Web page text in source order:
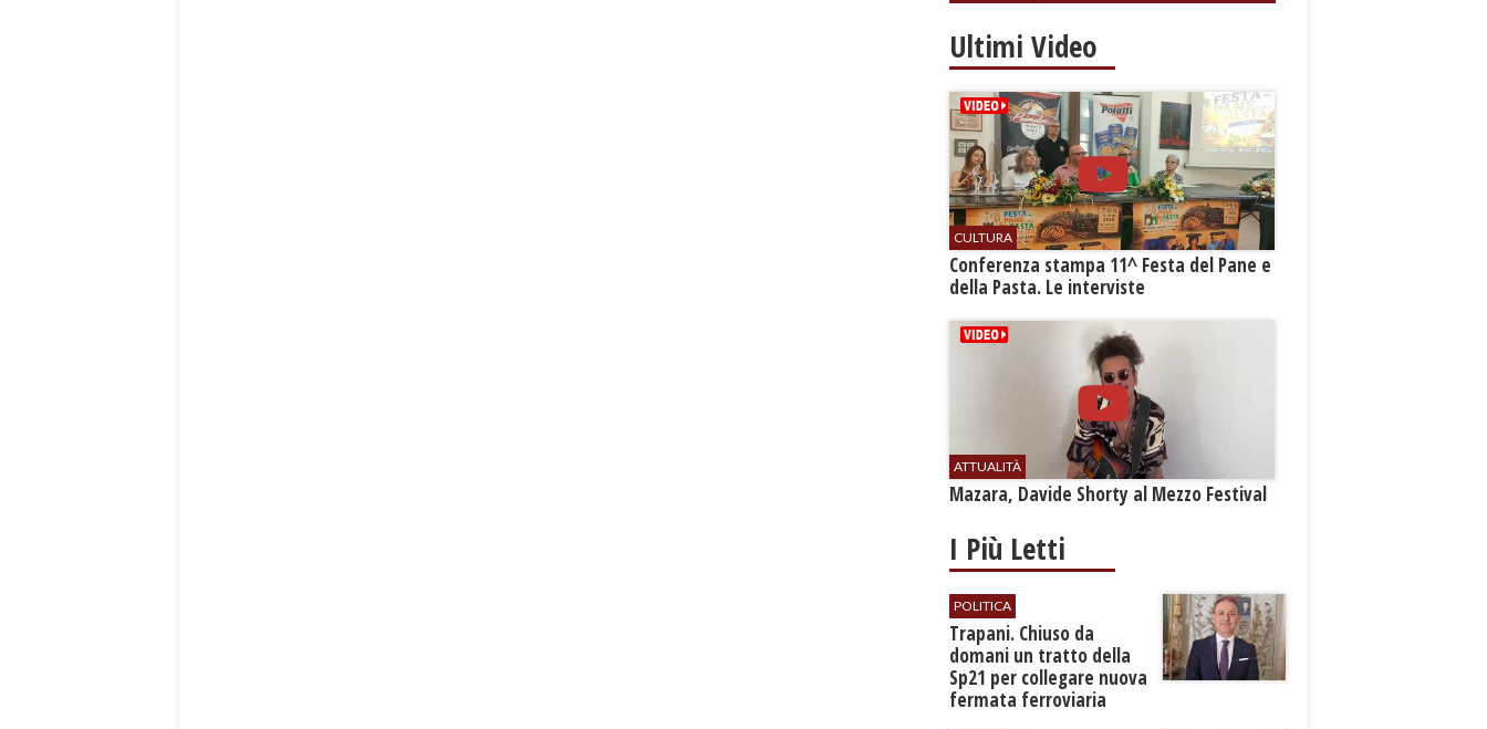
Ultimi Video
CULTURA
Conferenza stampa 11^ Festa del Pane e
della Pasta. Le interviste
ATTUALITÀ
Mazara, Davide Shorty al Mezzo Festival
I Più Letti
POLITICA
​Trapani. Chiuso da
domani un tratto della
Sp21 per collegare nuova
fermata ferroviaria